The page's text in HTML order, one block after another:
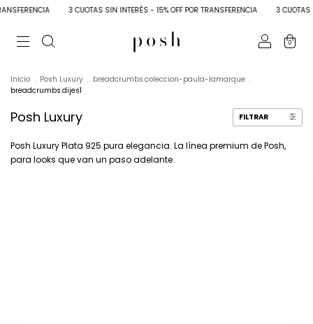
3 CUOTAS SIN INTERÉS - 15% OFF POR TRANSFERENCIA 3 CUOTAS
0
Inicio . Posh Luxury . breadcrumbs.coleccion-paula-lamarque .
breadcrumbs.dijes1
Posh Luxury FILTRAR
Posh Luxury Plata 925 pura elegancia. La línea premium de Posh,
para looks que van un paso adelante.